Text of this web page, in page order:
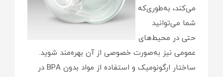
می‌کند، به‌طوری‌که
شما می‌توانید
حتی در محیط‌های
عمومی نیز به‌صورت خصوصی از آن بهره‌مند شوید.
ساختار ارگونومیک و استفاده از مواد بدون BPA در